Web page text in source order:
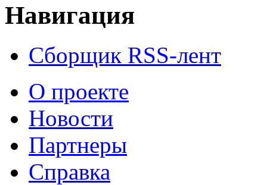
Навигация
Сборщик RSS-лент
О проекте
Новости
Партнеры
Справка